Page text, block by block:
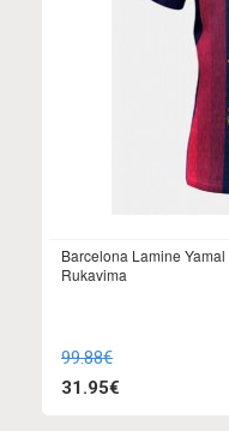
Barcelona Lamine
Rukavima
99.88€
31.95€